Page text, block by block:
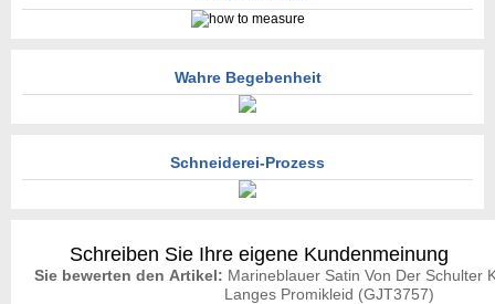
Wahre Begebenheit
Schneiderei-Prozess
Schreiben Sie Ihre eigene Kundenmeinung
Sie bewerten den Artikel: Marineblauer Satin Von Der Schulter
Langes Promikleid (GJT3757)